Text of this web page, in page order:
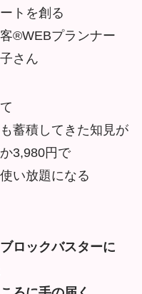
トを創る
®WEBプランナー
さん
蓄積してきた知見が
3,980円で
い放題になる
ロックバスターに